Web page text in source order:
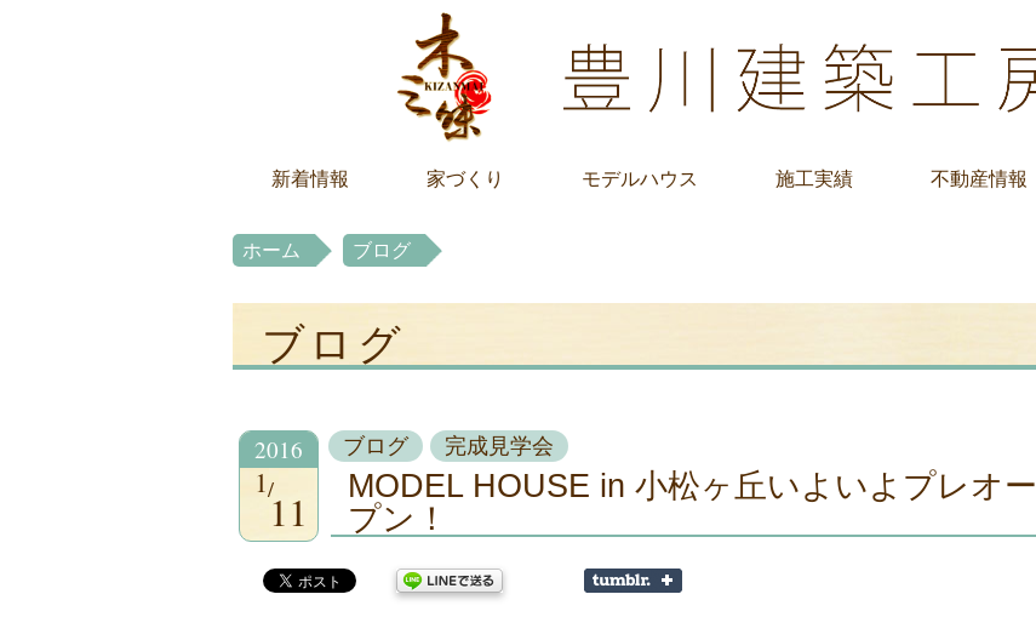
新着情報 家づくり モデルハウス 施工実績 不動産情報
ホーム ブログ
ブログ
2016
1
11
ブログ 完成見学会
MODEL HOUSE in 小松ヶ丘いよいよプレオー
プン！